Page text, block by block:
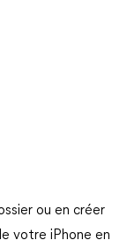
ou en créer
votre iPhone en